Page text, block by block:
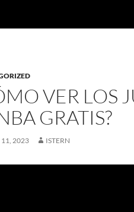
VER LOS
GRATIS?
2023 ISTERN